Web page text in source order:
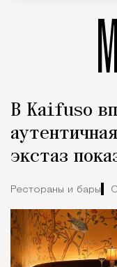
В Kaifuso
экстаз
Рестораны и бары